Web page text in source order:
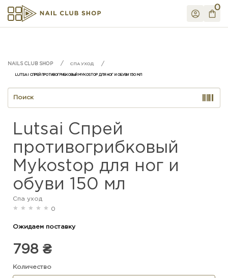
0
СПА УХОД
LUTSAI СПРЕЙ ПРОТИВОГРИБКОВЫЙ MYKOSTOP ДЛЯ НОГ И ОБУВИ 150 МЛ
Lutsai Спрей
противогрибковый
Mykostop для ног и
обуви 150 мл
Спа уход
0
Ожидаем поставку
798 ₴
Количество